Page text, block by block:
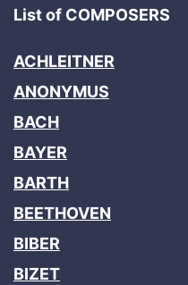
List of COMPOSERS
ACHLEITNER
ANONYMUS
BACH
BAYER
BARTH
BEETHOVEN
BIBER
BIZET